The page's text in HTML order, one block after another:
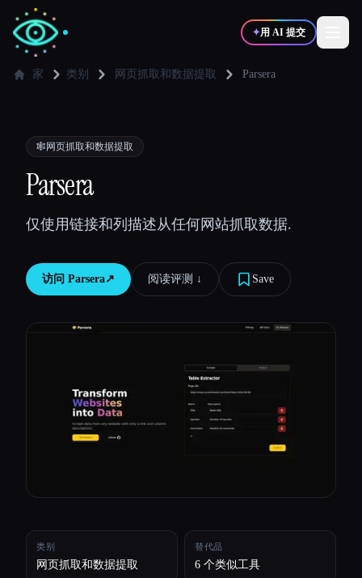
✦用 AI 提交
💻
🎓学生 🎬创作者
所有分类
家 类别 网页抓取和数据提取 Parsera
🕸️ 网页抓取和数据提取
Parsera
仅使用链接和列描述从任何网站抓取数据.
访问 Parsera↗︎ 阅读评测 ↓︎ Save
类别
网页抓取和数据提取
替代品
6 个类似工具